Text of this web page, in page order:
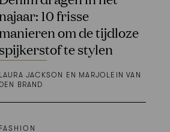
najaar: 10 frisse
manieren om de tijdloze
spijkerstof te stylen
LAURA JACKSON EN MARJOLEIN VAN
DEN BRAND
FASHION